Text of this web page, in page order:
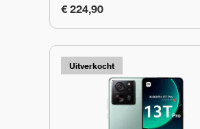
€ 224,90
Uitverkocht